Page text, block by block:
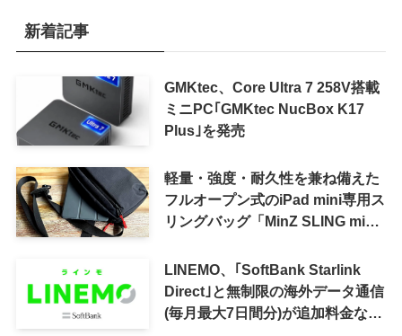
新着記事
GMKtec、Core Ultra 7 258V搭載
ミニPC｢GMKtec NucBox K17
Plus｣を発売
軽量・強度・耐久性を兼ね備えた
フルオープン式のiPad mini専用ス
リングバッグ「MinZ SLING mini
LINEMO、｢SoftBank Starlink
Direct｣と無制限の海外データ通信
(毎月最大7日間分)が追加料金なし